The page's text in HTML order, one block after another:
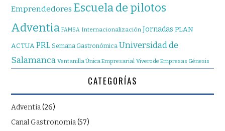
Emprendedores Escuela de pilotos
Adventia FAMSA Internacionalización Jornadas PLAN
ACTUA PRL Semana Gastronómica Universidad de
Salamanca Ventanilla Única Empresarial Vivero de Empresas Génesis
CATEGORÍAS
Adventia(26)
Canal Gastronomia(57)